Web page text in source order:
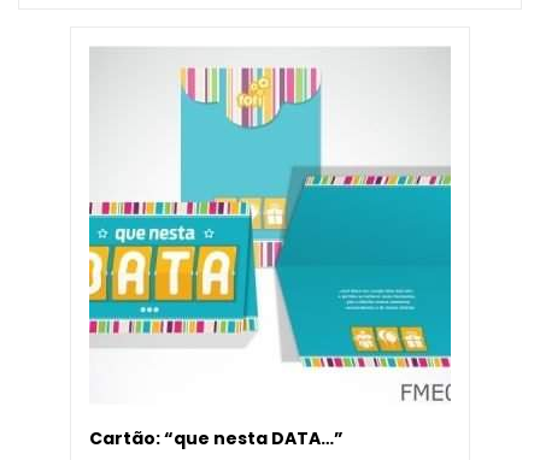
Cartão: “que nesta DATA…”